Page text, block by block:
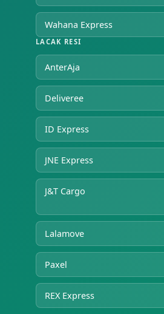
Wahana Express
LACAK RESI
AnterAja
Deliveree
ID Express
JNE Express
J&T Cargo
Lalamove
Paxel
REX Express